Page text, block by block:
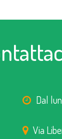
Dal
Via